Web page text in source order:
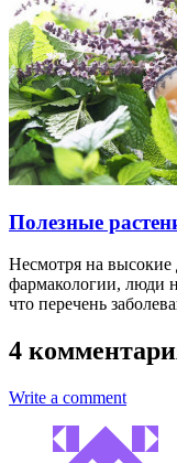
Полезные
Несмотря на
фармакологии, люди
что перечень
4
Write a comment